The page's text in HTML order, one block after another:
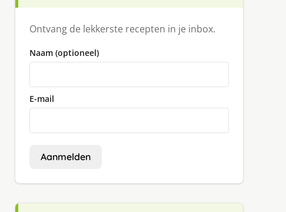
Ontvang de lekkerste recepten in je inbox.
Naam (optioneel)
E-mail
Aanmelden